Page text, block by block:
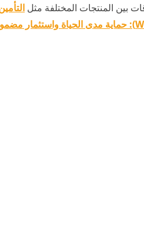
بين المنتجات المختلفة مثل